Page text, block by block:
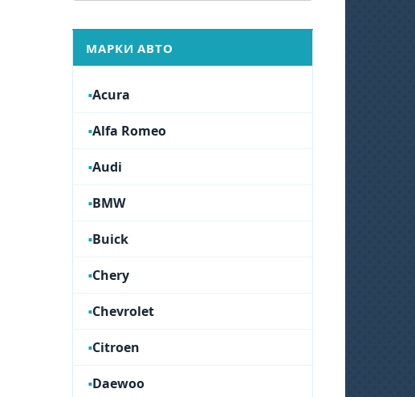
МАРКИ АВТО
Acura
Alfa Romeo
Audi
BMW
Buick
Chery
Chevrolet
Citroen
Daewoo